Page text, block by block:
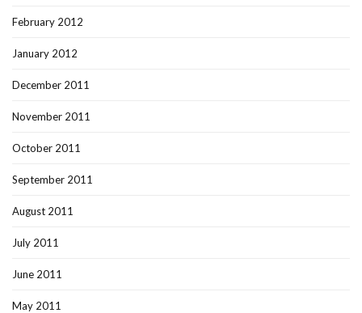
February 2012
January 2012
December 2011
November 2011
October 2011
September 2011
August 2011
July 2011
June 2011
May 2011